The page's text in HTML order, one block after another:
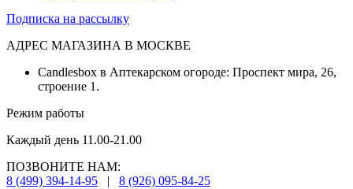
Подписка на рассылку
АДРЕС МАГАЗИНА В МОСКВЕ
Candlesbox в Аптекарском огороде: Проспект мира, 26,
строение 1.
Режим работы
Каждый день 11.00-21.00
ПОЗВОНИТЕ НАМ:
8 (499) 394-14-95
| 8 (926) 095-84-25